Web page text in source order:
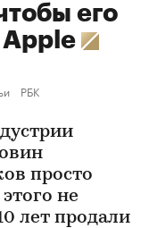
его
Apple
РБК
просто
не
лет продали